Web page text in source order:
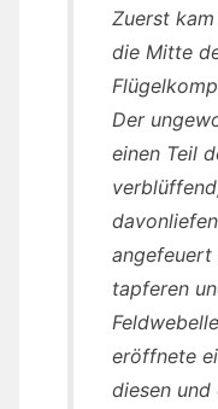
Zuerst
die Mitte
Der
einen Teil
angefeuert
tapferen
eröffnete
diesen